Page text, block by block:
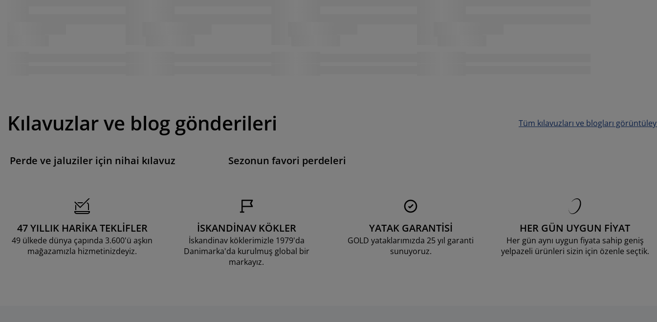
Kılavuzlar ve blog gönderileri Tüm kılavuzları ve blogları
Perde ve jaluziler için nihai kılavuz Sezonun favori perdeleri
47 YILLIK HARİKA TEKLİFLER
49 ülkede dünya çapında 3.600'ü aşkın
mağazamızla hizmetinizdeyiz.
İSKANDİNAV KÖKLER
İskandinav köklerimizle 1979'da
Danimarka'da kurulmuş global bir
markayız.
YATAK GARANTİSİ
GOLD yataklarımızda 25 yıl garanti
sunuyoruz.
HER GÜN UYGUN FİYAT
Her gün aynı uygun fiyata sahip geniş
yelpazeli ürünleri sizin için özenle seçtik.